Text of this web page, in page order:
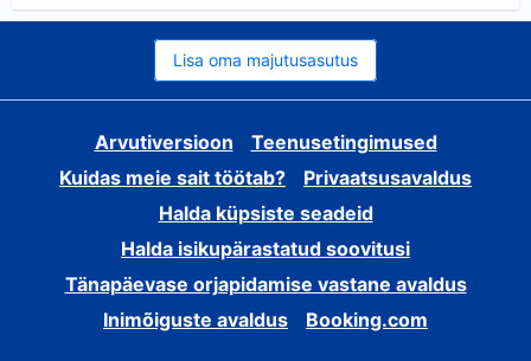
Lisa oma majutusasutus
Arvutiversioon
Teenusetingimused
Kuidas meie sait töötab?
Privaatsusavaldus
Halda küpsiste seadeid
Halda isikupärastatud soovitusi
Tänapäevase orjapidamise vastane avaldus
Inimõiguste avaldus
Booking.com